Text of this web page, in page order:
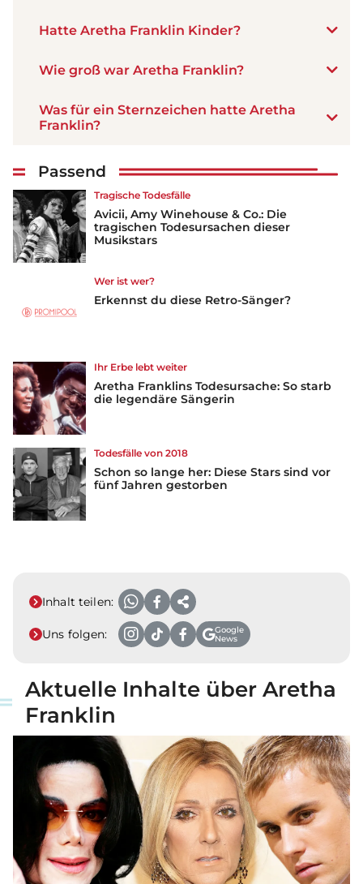
Hatte Aretha Franklin Kinder?
Wie groß war Aretha Franklin?
Was für ein Sternzeichen hatte Aretha
Franklin?
Passend
Tragische Todesfälle
Avicii, Amy Winehouse & Co.: Die
tragischen Todesursachen dieser
Musikstars
Wer ist wer?
Erkennst du diese Retro-Sänger?
Ihr Erbe lebt weiter
Aretha Franklins Todesursache: So starb
die legendäre Sängerin
Todesfälle von 2018
Schon so lange her: Diese Stars sind vor
fünf Jahren gestorben
Inhalt teilen:
Uns folgen:
Google
News
Aktuelle Inhalte über Aretha
Franklin